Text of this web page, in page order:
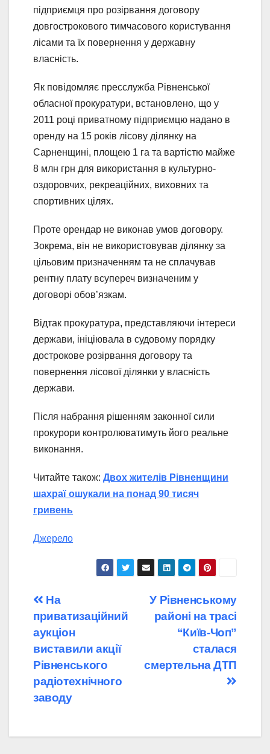
підприємця про розірвання договору
довгострокового тимчасового користування
лісами та їх повернення у державну
власність.
Як повідомляє пресслужба Рівненської
обласної прокуратури, встановлено, що у
2011 році приватному підприємцю надано в
оренду на 15 років лісову ділянку на
Сарненщині, площею 1 га та вартістю майже
8 млн грн для використання в культурно-
оздоровчих, рекреаційних, виховних та
спортивних цілях.
Проте орендар не виконав умов договору.
Зокрема, він не використовував ділянку за
цільовим призначенням та не сплачував
рентну плату всупереч визначеним у
договорі обов’язкам.
Відтак прокуратура, представляючи інтереси
держави, ініціювала в судовому порядку
дострокове розірвання договору та
повернення лісової ділянки у власність
держави.
Після набрання рішенням законної сили
прокурори контролюватимуть його реальне
виконання.
Читайте також: Двох жителів Рівненщини
шахраї ошукали на понад 90 тисяч
гривень
Джерело
Навігація
записів
У Рівненському
районі на трасі
“Київ-Чоп”
сталася
смертельна ДТП
На
приватизаційний
аукціон
виставили акції
Рівненського
радіотехнічного
заводу